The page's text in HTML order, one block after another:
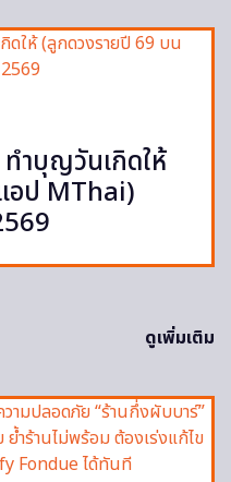
ำบุญวันเกิดให้
อป MThai)
ดูเพิ่มเติม